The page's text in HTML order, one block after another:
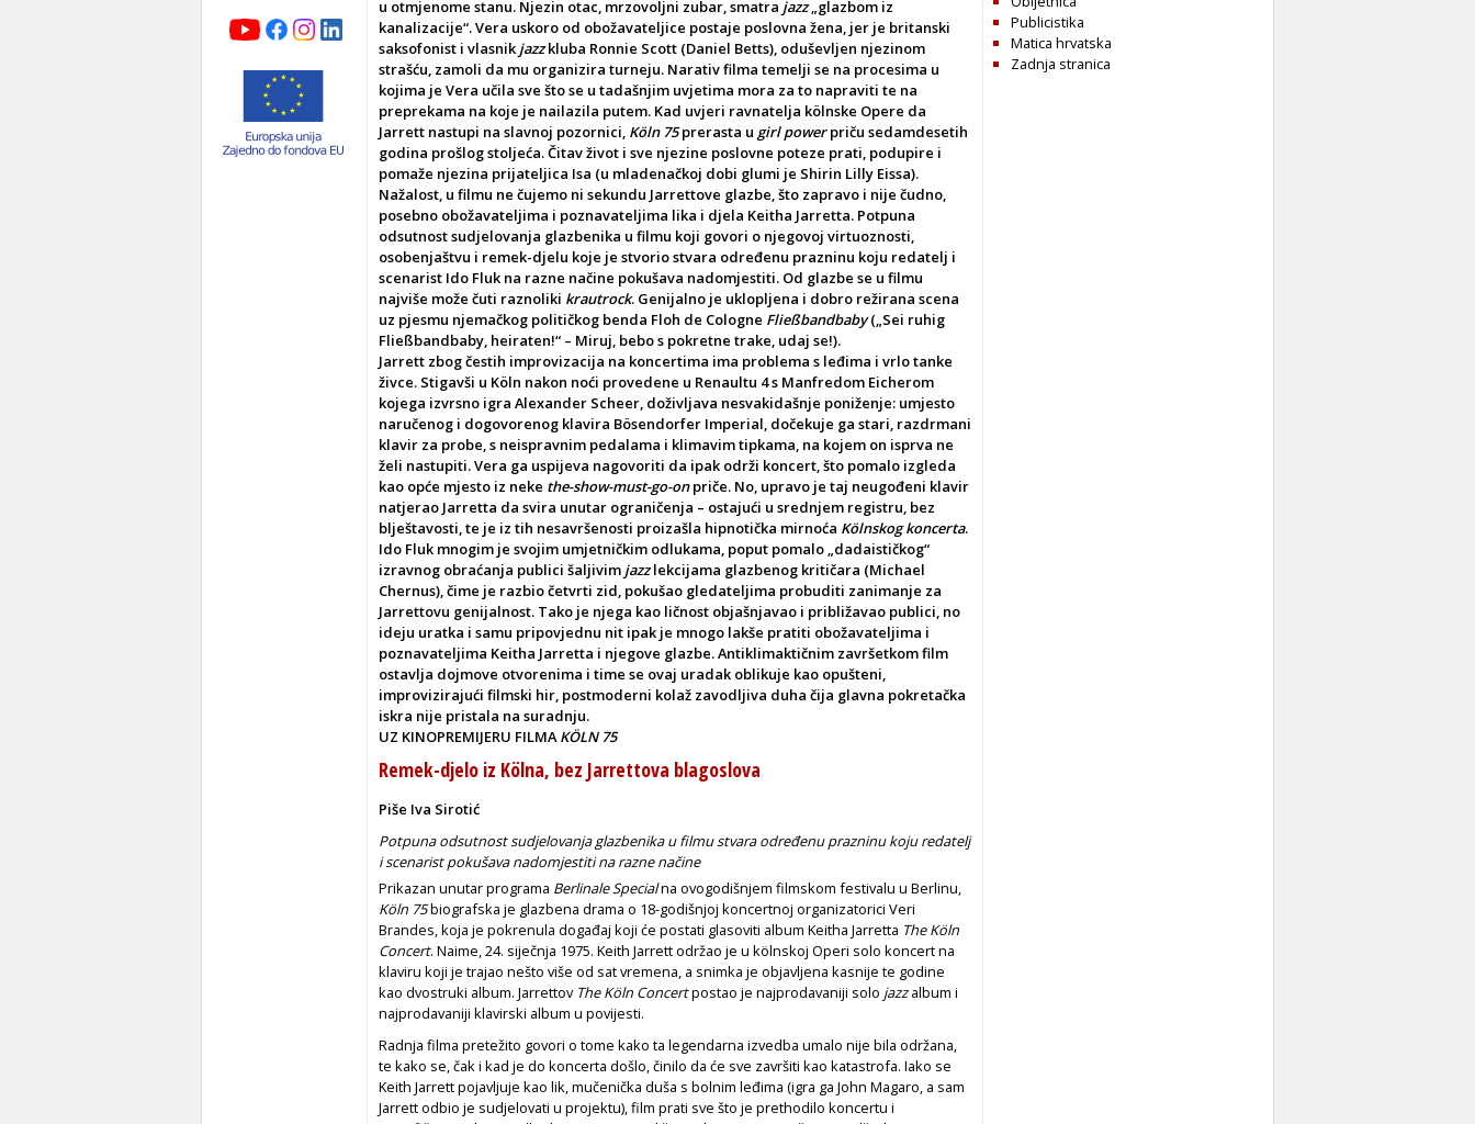
u otmjenome stanu. Njezin otac, mrzovoljni zubar, smatra jazz„glazbom iz
kanalizacije“. Vera uskoro od obožavateljice postaje poslovna žena, jer je britanski
saksofonist i vlasnik jazzkluba Ronnie Scott (Daniel Betts), oduševljen njezinom
strašću, zamoli da mu organizira turneju. Narativ filma temelji se na procesima u
kojima je Vera učila sve što se u tadašnjim uvjetima mora za to napraviti te na
preprekama na koje je nailazila putem. Kad uvjeri ravnatelja kölnske Opere da
Jarrett nastupi na slavnoj pozornici, Köln 75prerasta u girl powerpriču sedamdesetih
godina prošlog stoljeća. Čitav život i sve njezine poslovne poteze prati, podupire i
pomaže njezina prijateljica Isa (u mladenačkoj dobi glumi je Shirin Lilly Eissa).
Nažalost, u filmu ne čujemo ni sekundu Jarrettove glazbe, što zapravo i nije čudno,
posebno obožavateljima i poznavateljima lika i djela Keitha Jarretta. Potpuna
odsutnost sudjelovanja glazbenika u filmu koji govori o njegovoj virtuoznosti,
osobenjaštvu i remek-djelu koje je stvorio stvara određenu prazninu koju redatelj i
scenarist Ido Fluk na razne načine pokušava nadomjestiti. Od glazbe se u filmu
najviše može čuti raznoliki krautrock. Genijalno je uklopljena i dobro režirana scena
uz pjesmu njemačkog političkog benda Floh de Cologne Fließbandbaby(„Sei ruhig
Fließbandbaby, heiraten!“ – Miruj, bebo s pokretne trake, udaj se!).
Jarrett zbog čestih improvizacija na koncertima ima problema s leđima i vrlo tanke
živce. Stigavši u Köln nakon noći provedene u Renaultu 4 s Manfredom Eicherom
kojega izvrsno igra Alexander Scheer, doživljava nesvakidašnje poniženje: umjesto
naručenog i dogovorenog klavira Bösendorfer Imperial, dočekuje ga stari, razdrmani
klavir za probe, s neispravnim pedalama i klimavim tipkama, na kojem on isprva ne
želi nastupiti. Vera ga uspijeva nagovoriti da ipak održi koncert, što pomalo izgleda
kao opće mjesto iz neke the-show-must-go-onpriče. No, upravo je taj neugođeni klavir
natjerao Jarretta da svira unutar ograničenja – ostajući u srednjem registru, bez
blještavosti, te je iz tih nesavršenosti proizašla hipnotička mirnoća Kölnskog koncerta.
Ido Fluk mnogim je svojim umjetničkim odlukama, poput pomalo „dadaističkog“
izravnog obraćanja publici šaljivim jazzlekcijama glazbenog kritičara (Michael
Chernus), čime je razbio četvrti zid, pokušao gledateljima probuditi zanimanje za
Jarrettovu genijalnost. Tako je njega kao ličnost objašnjavao i približavao publici, no
ideju uratka i samu pripovjednu nit ipak je mnogo lakše pratiti obožavateljima i
poznavateljima Keitha Jarretta i njegove glazbe. Antiklimaktičnim završetkom film
ostavlja dojmove otvorenima i time se ovaj uradak oblikuje kao opušteni,
improvizirajući filmski hir, postmoderni kolaž zavodljiva duha čija glavna pokretačka
iskra nije pristala na suradnju.
UZ KINOPREMIJERU FILMAKÖLN 75
Remek-djelo iz Kölna, bez Jarrettova blagoslova
Piše Iva Sirotić
Potpuna odsutnost sudjelovanja glazbenika u filmu stvara određenu prazninu koju redatelj
i scenarist pokušava nadomjestiti na razne načine
Prikazan unutar programa Berlinale Specialna ovogodišnjem filmskom festivalu u Berlinu,
Köln 75biografska je glazbena drama o 18-godišnjoj koncertnoj organizatorici Veri
Brandes, koja je pokrenula događaj koji će postati glasoviti album Keitha Jarretta The Köln
Concert. Naime, 24. siječnja 1975. Keith Jarrett održao je u kölnskoj Operi solo koncert na
klaviru koji je trajao nešto više od sat vremena, a snimka je objavljena kasnije te godine
kao dvostruki album. Jarrettov The Köln Concertpostao je najprodavaniji solo jazzalbum i
najprodavaniji klavirski album u povijesti.
Radnja filma pretežito govori o tome kako ta legendarna izvedba umalo nije bila održana,
te kako se, čak i kad je do koncerta došlo, činilo da će sve završiti kao katastrofa. Iako se
Keith Jarrett pojavljuje kao lik, mučenička duša s bolnim leđima (igra ga John Magaro, a sam
Jarrett odbio je sudjelovati u projektu), film prati sve što je prethodilo koncertu i
Publicistika
Matica hrvatska
Zadnja stranica